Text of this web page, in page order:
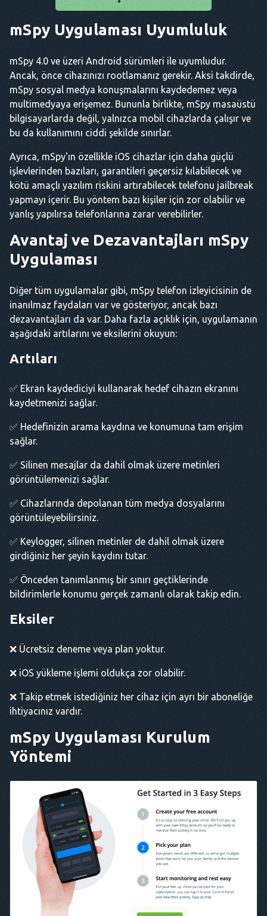
mSpy Uygulaması Uyumluluk
mSpy 4.0 ve üzeri Android sürümleri ile uyumludur.
Ancak, önce cihazınızı rootlamanız gerekir. Aksi takdirde,
mSpy sosyal medya konuşmalarını kaydedemez veya
multimedyaya erişemez. Bununla birlikte, mSpy masaüstü
bilgisayarlarda değil, yalnızca mobil cihazlarda çalışır ve
bu da kullanımını ciddi şekilde sınırlar.
Ayrıca, mSpy'ın özellikle iOS cihazlar için daha güçlü
işlevlerinden bazıları, garantileri geçersiz kılabilecek ve
kötü amaçlı yazılım riskini artırabilecek telefonu jailbreak
yapmayı içerir. Bu yöntem bazı kişiler için zor olabilir ve
yanlış yapılırsa telefonlarına zarar verebilirler.
Avantaj ve Dezavantajları mSpy
Uygulaması
Diğer tüm uygulamalar gibi, mSpy telefon izleyicisinin de
inanılmaz faydaları var ve gösteriyor, ancak bazı
dezavantajları da var. Daha fazla açıklık için, uygulamanın
aşağıdaki artılarını ve eksilerini okuyun:
Artıları
✅ Ekran kaydediciyi kullanarak hedef cihazın ekranını
kaydetmenizi sağlar.
✅ Hedefinizin arama kaydına ve konumuna tam erişim
sağlar.
✅ Silinen mesajlar da dahil olmak üzere metinleri
görüntülemenizi sağlar.
✅ Cihazlarında depolanan tüm medya dosyalarını
görüntüleyebilirsiniz.
✅ Keylogger, silinen metinler de dahil olmak üzere
girdiğiniz her şeyin kaydını tutar.
✅ Önceden tanımlanmış bir sınırı geçtiklerinde
bildirimlerle konumu gerçek zamanlı olarak takip edin.
Eksiler
❌ Ücretsiz deneme veya plan yoktur.
❌ iOS yükleme işlemi oldukça zor olabilir.
❌ Takip etmek istediğiniz her cihaz için ayrı bir aboneliğe
ihtiyacınız vardır.
mSpy Uygulaması Kurulum
Yöntemi